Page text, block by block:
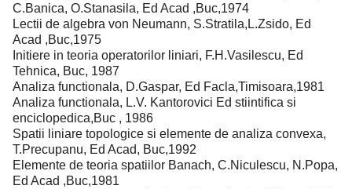
C.Banica, O.Stanasila, Ed Acad ,Buc,1974
Lectii de algebra von Neumann, S.Stratila,L.Zsido, Ed
Acad ,Buc,1975
Initiere in teoria operatorilor liniari, F.H.Vasilescu, Ed
Tehnica, Buc, 1987
Analiza functionala, D.Gaspar, Ed Facla,Timisoara,1981
Analiza functionala, L.V. Kantorovici Ed stiintifica si
enciclopedica,Buc , 1986
Spatii liniare topologice si elemente de analiza convexa,
T.Precupanu, Ed Acad, Buc,1992
Elemente de teoria spatiilor Banach, C.Niculescu, N.Popa,
Ed Acad ,Buc,1981